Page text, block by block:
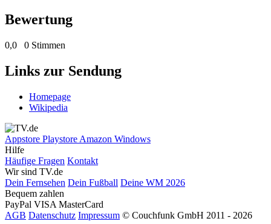
Bewertung
0,0 0 Stimmen
Links zur Sendung
Homepage
Wikipedia
Appstore Playstore Amazon Windows
Hilfe
Häufige Fragen Kontakt
Wir sind TV.de
Dein Fernsehen Dein Fußball Deine WM 2026
Bequem zahlen
PayPal VISA MasterCard
AGB Datenschutz Impressum © Couchfunk GmbH 2011 - 2026